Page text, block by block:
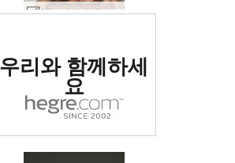
Allie 아시아 에로틱 패션 #50
로 평가됨
우리와 함께하세
요